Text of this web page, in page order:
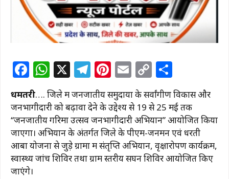
F
a
c
e
b
o
o
W
h
at
s
A
p
p
X T
el
e
g
ra
m
Pi
te
re
st
E
m
ai
l
C
o
p
y
Li
n
k
h
ar
e
धमतरी…. जिले में जनजातीय समुदायों के सर्वांगीण विकास और
जनभागीदारी को बढ़ावा देने के उद्देश्य से 19 से 25 मई तक
‘‘जनजातीय गरिमा उत्सव जनभागीदारी अभियान’’ आयोजित किया
जाएगा। अभियान के अंतर्गत जिले के पीएम-जनमन एवं धरती
आबा योजना से जुड़े ग्रामों में संतृप्ति अभियान, वृक्षारोपण कार्यक्रम,
स्वास्थ्य जांच शिविर तथा ग्राम स्तरीय सघन शिविर आयोजित किए
जाएंगे।